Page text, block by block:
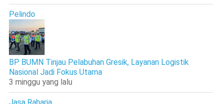
Pelindo
BP BUMN Tinjau Pelabuhan Gresik, Layanan Logistik
Nasional Jadi Fokus Utama
3 minggu yang lalu